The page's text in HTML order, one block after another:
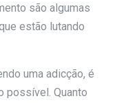
são algumas
estão lutando
uma adicção, é
possível. Quanto